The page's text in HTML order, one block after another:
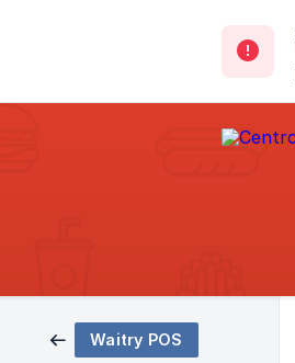
Waitry POS